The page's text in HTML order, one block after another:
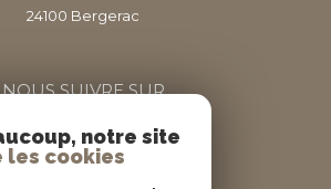
24100
bergerac
NOUS SUIVRE SUR
notre site
les cookies